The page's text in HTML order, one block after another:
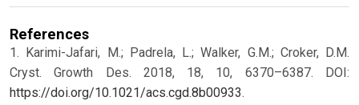
References
1. Karimi-Jafari, M.; Padrela, L.; Walker, G.M.; Croker, D.M.
Cryst. Growth Des. 2018, 18, 10, 6370–6387. DOI:
https://doi.org/10.1021/acs.cgd.8b00933.